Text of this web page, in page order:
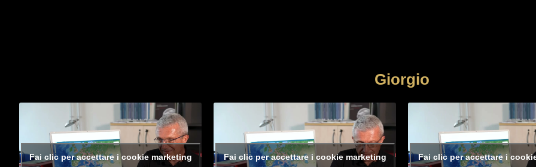
Giorgio
Fai clic per accettare i cookie marketing
Fai clic per accettare i cookie marketing
Fai clic per accettare i